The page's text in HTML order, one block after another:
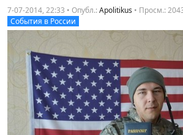
7-07-2014, 22:33 • Опубл.:Apolitikus • Просм.:
События в России